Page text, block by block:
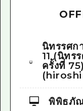
นิทรรศก
11 (นิทร
ครั้งที่
พิพิธภั